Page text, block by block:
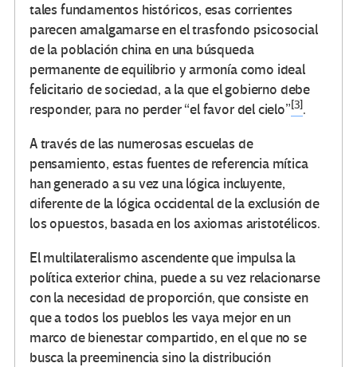
tales fundamentos históricos, esas corrientes
parecen amalgamarse en el trasfondo psicosocial
de la población china en una búsqueda
permanente de equilibrio y armonía como ideal
felicitario de sociedad, a la que el gobierno debe
responder, para no perder “el favor del cielo” [3] .
A través de las numerosas escuelas de
pensamiento, estas fuentes de referencia mítica
han generado a su vez una lógica incluyente,
diferente de la lógica occidental de la exclusión de
los opuestos, basada en los axiomas aristotélicos.
El multilateralismo ascendente que impulsa la
política exterior china, puede a su vez relacionarse
con la necesidad de proporción, que consiste en
que a todos los pueblos les vaya mejor en un
marco de bienestar compartido, en el que no se
busca la preeminencia sino la distribución